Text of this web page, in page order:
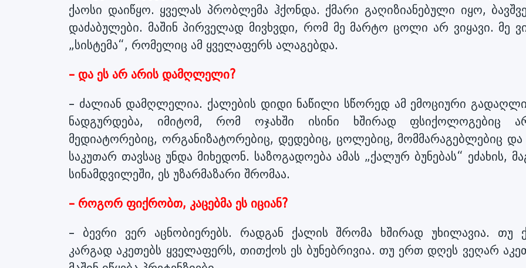
ქაოსი დაიწყო. ყველას პრობლემა ჰქონდა. ქმარი გაღიზიანებული იყო,
დაძაბულები. მაშინ პირველად მივხვდი, რომ მე მარტო ცოლი არ ვიყავი. მე
„სისტემა“, რომელიც ამ ყველაფერს ალაგებდა.
– და ეს არ არის დამღლელი?
– ძალიან დამღლელია. ქალების დიდი ნაწილი სწორედ ამ ემოციური
ნადგურდება, იმიტომ, რომ ოჯახში ისინი ხშირად ფსიქოლოგებიც
მედიატორებიც, ორგანიზატორებიც, დედებიც, ცოლებიც, მომმარაგებლებიც და
საკუთარ თავსაც უნდა მიხედონ. საზოგადოება ამას „ქალურ ბუნებას“ ეძახის,
სინამდვილეში, ეს უზარმაზარი შრომაა.
– როგორ ფიქრობთ, კაცებმა ეს იციან?
– ბევრი ვერ აცნობიერებს. რადგან ქალის შრომა ხშირად უხილავია. თუ
კარგად აკეთებს ყველაფერს, თითქოს ეს ბუნებრივია. თუ ერთ დღეს ვეღარ